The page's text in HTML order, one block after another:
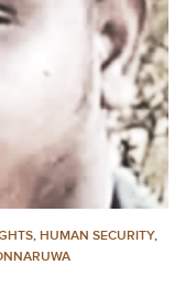
, HUMAN SECURITY,